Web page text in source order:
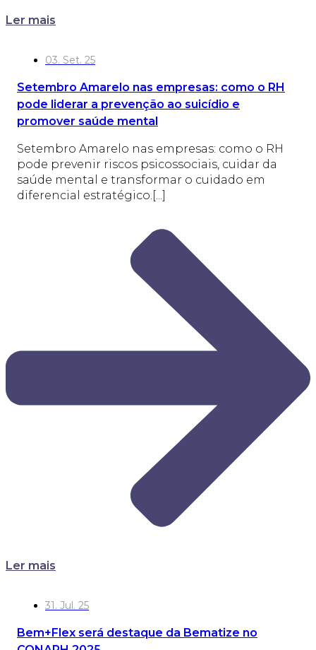
Ler mais
03. Set. 25
Setembro Amarelo nas empresas: como o RH
pode liderar a prevenção ao suicídio e
promover saúde mental
Setembro Amarelo nas empresas: como o RH
pode prevenir riscos psicossociais, cuidar da
saúde mental e transformar o cuidado em
diferencial estratégico.[...]
Ler mais
31. Jul. 25
Bem+Flex será destaque da Bematize no